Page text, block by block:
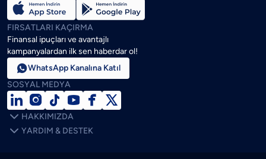
FIRSATLARI KAÇIRMA
Finansal ipuçları ve avantajlı
kampanyalardan ilk sen haberdar ol!
WhatsApp Kanalına Katıl
SOSYAL MEDYA
    

 HAKKIMIZDA
 YARDIM & DESTEK